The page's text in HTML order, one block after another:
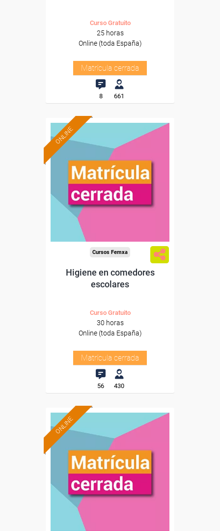
Curso Gratuito
25 horas
Online (toda España)
Matrícula cerrada
8 661
ONLINE
Cursos Femxa
Higiene en comedores
escolares
Curso Gratuito
30 horas
Online (toda España)
Matrícula cerrada
56 430
ONLINE